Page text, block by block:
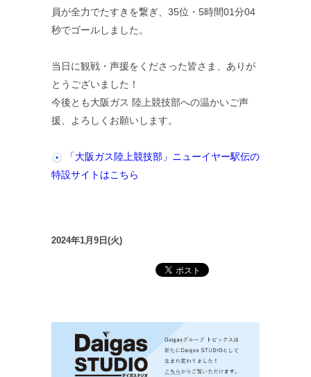
員が全力でたすきを繋ぎ、35位・5時間01分04
秒でゴールしました。
当日に観戦・声援をくださった皆さま、ありが
とうございました！
今後とも大阪ガス 陸上競技部への温かいご声
援、よろしくお願いします。
「大阪ガス陸上競技部」ニューイヤー駅伝の
特設サイトはこちら
2024年1月9日(火)